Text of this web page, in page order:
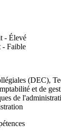
- Élevé
- Faible
(DEC),
et de
de